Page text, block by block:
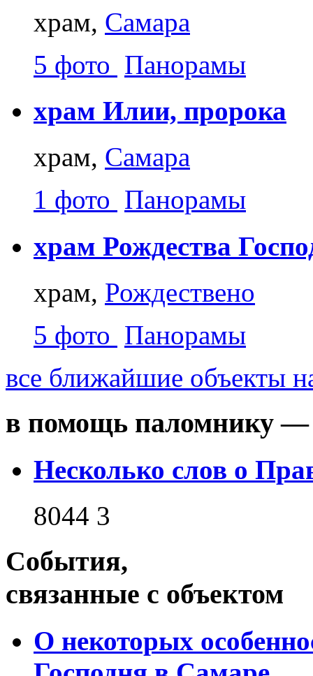
храм, Самара
5 фото Панорамы
храм Илии, пророка
храм, Самара
1 фото Панорамы
храм Рождества
храм, Рождествено
5 фото Панорамы
все ближайшие объекты
в помощь паломнику —
Несколько слов о
8044 3
События,
связанные с объектом
О некоторых